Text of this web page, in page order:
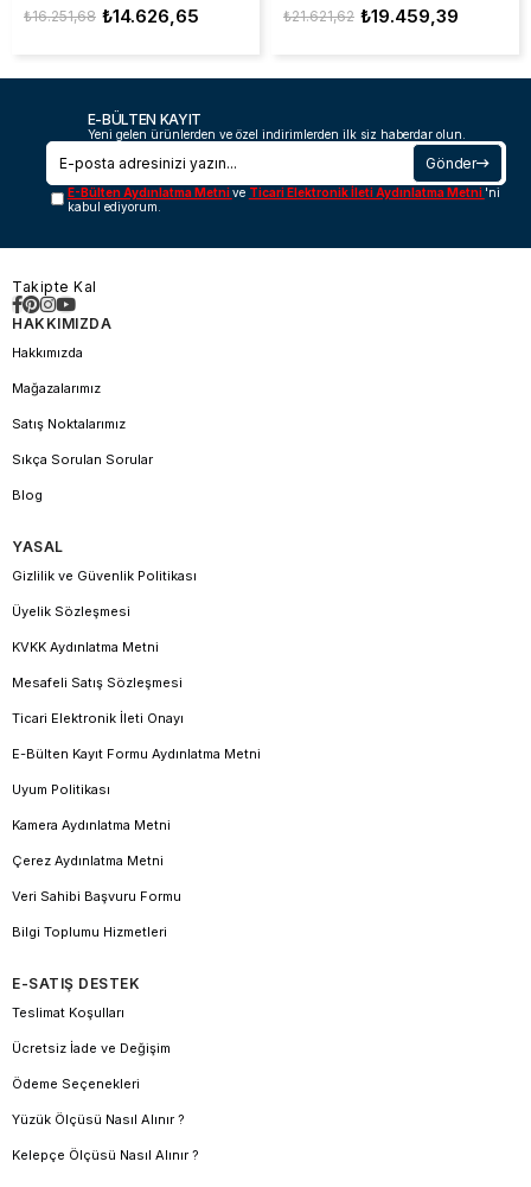
₺14.626,65
₺16.251,68 ₺19.459,39
₺21.621,62
E-BÜLTEN KAYIT
Yeni gelen ürünlerden ve özel indirimlerden ilk siz haberdar olun.
Gönder
E-Bülten Aydınlatma Metnive Ticari Elektronik İleti Aydınlatma Metni 'ni
kabul ediyorum.
Takipte Kal
HAKKIMIZDA
Hakkımızda
Mağazalarımız
Satış Noktalarımız
Sıkça Sorulan Sorular
Blog
YASAL
Gizlilik ve Güvenlik Politikası
Üyelik Sözleşmesi
KVKK Aydınlatma Metni
Mesafeli Satış Sözleşmesi
Ticari Elektronik İleti Onayı
E-Bülten Kayıt Formu Aydınlatma Metni
Uyum Politikası
Kamera Aydınlatma Metni
Çerez Aydınlatma Metni
Veri Sahibi Başvuru Formu
Bilgi Toplumu Hizmetleri
E-SATIŞ DESTEK
Teslimat Koşulları
Ücretsiz İade ve Değişim
Ödeme Seçenekleri
Yüzük Ölçüsü Nasıl Alınır ?
Kelepçe Ölçüsü Nasıl Alınır ?